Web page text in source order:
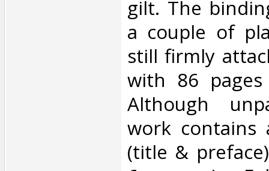
gilt. The
a couple of
still firmly
with 86
Although
work contains
(title &